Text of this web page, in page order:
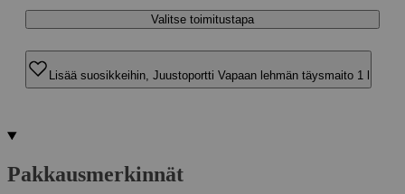
Valitse toimitustapa
Lisää suosikkeihin, Juustoportti Vapaan lehmän täysmaito 1 l
Pakkausmerkinnät